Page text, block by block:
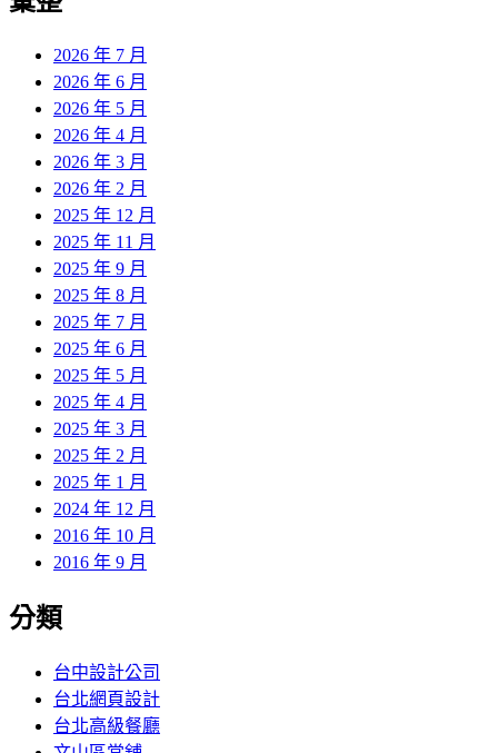
2026 年 7 月
2026 年 6 月
2026 年 5 月
2026 年 4 月
2026 年 3 月
2026 年 2 月
2025 年 12 月
2025 年 11 月
2025 年 9 月
2025 年 8 月
2025 年 7 月
2025 年 6 月
2025 年 5 月
2025 年 4 月
2025 年 3 月
2025 年 2 月
2025 年 1 月
2024 年 12 月
2016 年 10 月
2016 年 9 月
分類
台中設計公司
台北網頁設計
台北高級餐廳